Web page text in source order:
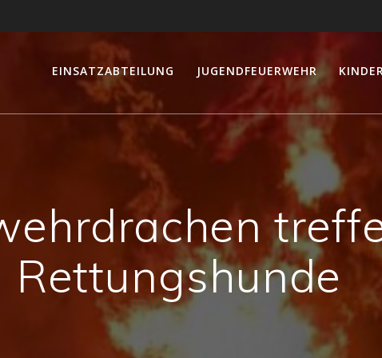
EINSATZABTEILUNG JUGENDFEUERWEHR
Rettungshunde